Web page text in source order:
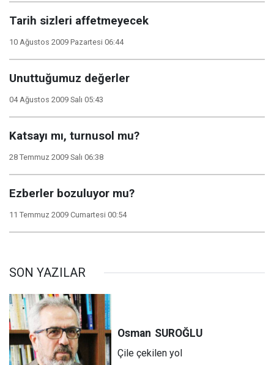
Tarih sizleri affetmeyecek
10 Ağustos 2009 Pazartesi 06:44
Unuttuğumuz değerler
04 Ağustos 2009 Salı 05:43
Katsayı mı, turnusol mu?
28 Temmuz 2009 Salı 06:38
Ezberler bozuluyor mu?
11 Temmuz 2009 Cumartesi 00:54
SON YAZILAR
Osman SUROĞLU
Çile çekilen yol